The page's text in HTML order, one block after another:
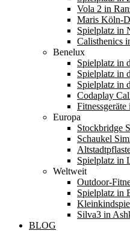
Vola 2 in
Maris Köln-
Spielplatz in
Calisthenics
Benelux
Spielplatz in
Spielplatz in
Spielplatz in
Codaplay
Europa
Stockbridge
Schaukel
Spielplatz in
Weltweit
Outdoor-
Spielplatz in
Silva3 in
BLOG